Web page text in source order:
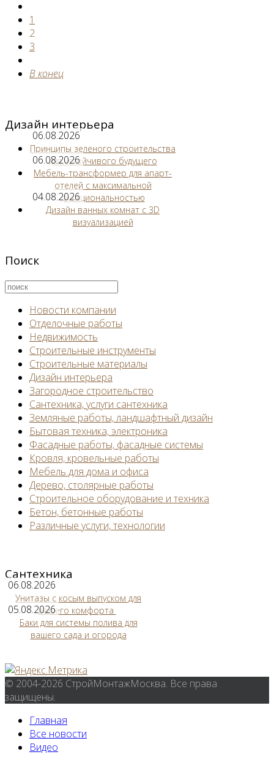
1
2
3
В конец
Дизайн интерьера
06.08.2026
Принципы зеленого строительства
для устойчивого будущего
06.08.2026
Мебель-трансформер для апарт-
отелей с максимальной
функциональностью
04.08.2026
Дизайн ванных комнат с 3D
визуализацией
Поиск
Новости компании
Отделочные работы
Недвижимость
Строительные инструменты
Строительные материалы
Дизайн интерьера
Загородное строительство
Сантехника, услуги сантехника
Земляные работы, ландшафтный дизайн
Бытовая техника, электроника
Фасадные работы, фасадные системы
Кровля, кровельные работы
Мебель для дома и офиса
Дерево, столярные работы
Строительное оборудование и техника
Бетон, бетонные работы
Различные услуги, технологии
Сантехника
06.08.2026
Унитазы с косым выпуском для
вашего комфорта
05.08.2026
Баки для системы полива для
вашего сада и огорода
© 2004-2026 СтройМонтажМосква. Все права
защищены.
Главная
Все новости
Видео